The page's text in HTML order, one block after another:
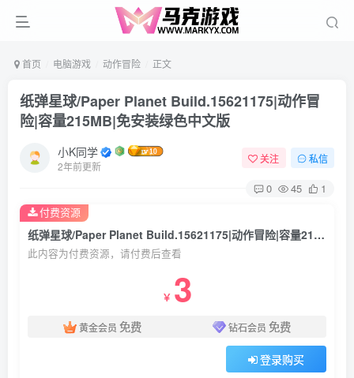
首页 电脑游戏 动作冒险 正文
纸弹星球/Paper Planet Build.15621175|动作冒
险|容量215MB|免安装绿色中文版
小K同学
2年前更新
关注 私信
0 45 1
纸弹星球/Paper Planet Build.15621175|动作冒险|容量215MB|免安装绿色中文版
此内容为付费资源，请付费后查看
￥ 3
黄金会员 免费 钻石会员 免费
登录购买
付费资源